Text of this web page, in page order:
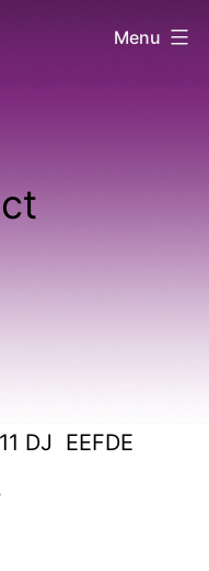
Menu
DJ EEFDE